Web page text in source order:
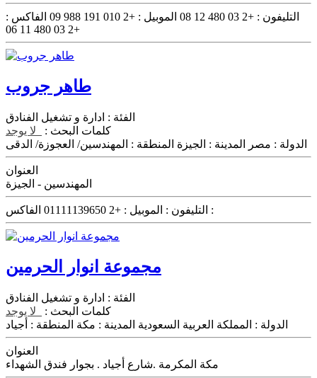
التليفون : +2 03 480 12 08 الموبيل : +2 010 191 988 09
الفاكس :
+2 03 480 11 06
طاهر جروب
الفئة : ادارة و تشغيل الفنادق
كلمات البحث :
لا يوجد
الدولة : مصر المدينة : الجيزة المنطقة : المهندسين/ العجوزة/ الدقى
العنوان
المهندسين - الجيزة
التليفون : الموبيل : +2 01111139650 الفاكس :
مجموعة انوار الحرمين
الفئة : ادارة و تشغيل الفنادق
كلمات البحث :
لا يوجد
الدولة : المملكة العربية السعودية المدينة : مكة المنطقة : أجياد
العنوان
مكة المكرمة .شارع أجياد . بجوار فندق الشهداء